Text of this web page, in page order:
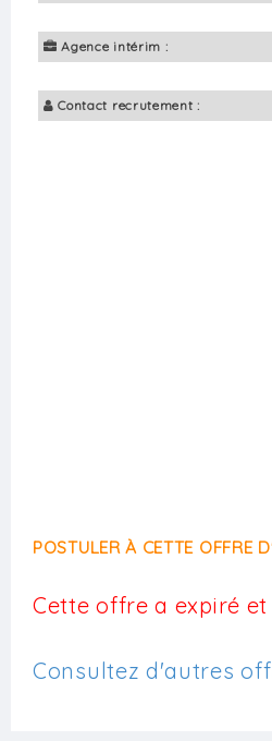
Agence intérim :
Contact recrutement :
POSTULER À CETTE OFFRE
Cette offre a expiré
Consultez d'autres